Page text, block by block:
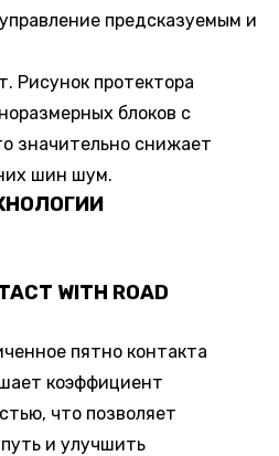
предсказуемым и
Рисунок протектора
блоков с
значительно снижает
шин шум.
WITH ROAD
пятно контакта
коэффициент
что позволяет
и улучшить